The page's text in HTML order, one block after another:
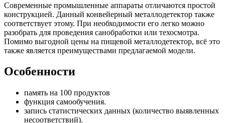
Современные промышленные аппараты отличаются простой
конструкцией. Данный конвейерный металлодетектор также
соответствует этому. При необходимости его легко можно
разобрать для проведения санобработки или техосмотра.
Помимо выгодной цены на пищевой металлодетектор, всё это
также является преимуществами предлагаемой модели.
Особенности
память на 100 продуктов
функция самообучения.
запись статистических данных (количество выявленных
несоответствий).